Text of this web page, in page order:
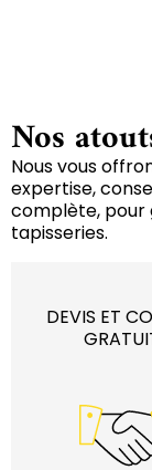
Nos
Nous vous
expertise,
complète, pour
tapisseries.
DEVIS ET